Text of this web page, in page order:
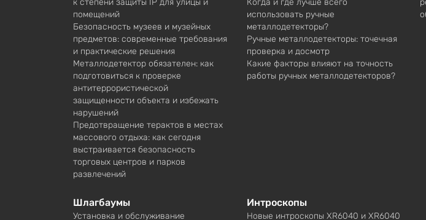
к степени защиты IP для улицы и
помещений
Безопасность музеев и музейных
предметов: современные требования
и практические решения
Металлодетектор обязателен: как
подготовиться к проверке
антитеррористической
защищенности объекта и избежать
нарушений
Предотвращение терактов в местах
массового отдыха: как сегодня
выстраивается безопасность
торговых центров и парков
развлечений
Когда и где лучше всего
использовать ручные
металлодетекторы?
Ручные металлодетекторы: точечная
проверка и досмотр
Какие факторы влияют на точность
работы ручных металлодетекторов?
Шлагбаумы
Установка и обслуживание
Интроскопы
Новые интроскопы XR6040 и XR6040